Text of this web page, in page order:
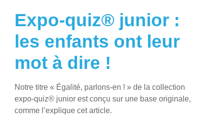
Expo-quiz® junior :
les enfants ont leur
mot à dire !
Notre titre « Égalité, parlons-en ! » de la collection
expo-quiz® junior est conçu sur une base originale,
comme l’explique cet article.